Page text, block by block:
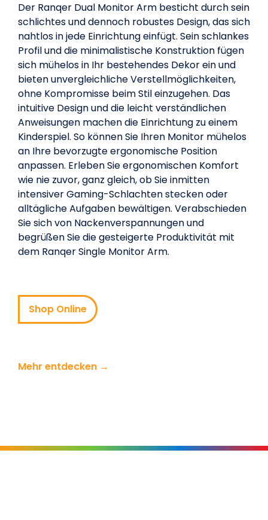
Der Ranqer Dual Monitor Arm besticht durch sein
schlichtes und dennoch robustes Design, das sich
nahtlos in jede Einrichtung einfügt. Sein schlankes
Profil und die minimalistische Konstruktion fügen
sich mühelos in Ihr bestehendes Dekor ein und
bieten unvergleichliche Verstellmöglichkeiten,
ohne Kompromisse beim Stil einzugehen. Das
intuitive Design und die leicht verständlichen
Anweisungen machen die Einrichtung zu einem
Kinderspiel. So können Sie Ihren Monitor mühelos
an Ihre bevorzugte ergonomische Position
anpassen. Erleben Sie ergonomischen Komfort
wie nie zuvor, ganz gleich, ob Sie inmitten
intensiver Gaming-Schlachten stecken oder
alltägliche Aufgaben bewältigen. Verabschieden
Sie sich von Nackenverspannungen und
begrüßen Sie die gesteigerte Produktivität mit
dem Ranqer Single Monitor Arm.
Shop Online
Mehr entdecken →